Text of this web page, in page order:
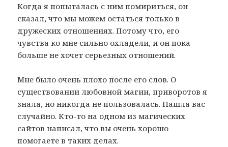
Когда я попыталась с ним помириться, он
сказал, что мы можем остаться только в
дружеских отношениях. Потому что, его
чувства ко мне сильно охладели, и он пока
больше не хочет серьезных отношений.
Мне было очень плохо после его слов. О
существовании любовной магии, приворотов я
знала, но никогда не пользовалась. Нашла вас
случайно. Кто-то на одном из магических
сайтов написал, что вы очень хорошо
помогаете в таких делах.